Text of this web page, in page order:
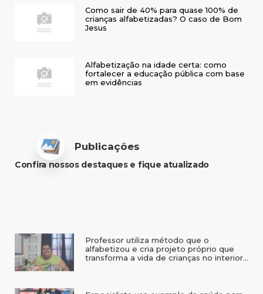
Como sair de 40% para quase 100% de
crianças alfabetizadas? O caso de Bom
Jesus
Alfabetização na idade certa: como
fortalecer a educação pública com base
em evidências
Publicações
Confira nossos destaques e fique atualizado
Especialista usa exemplo da saúde para
explicar como Sobral (CE) alcançou 97%
de crianças alfabetizadas